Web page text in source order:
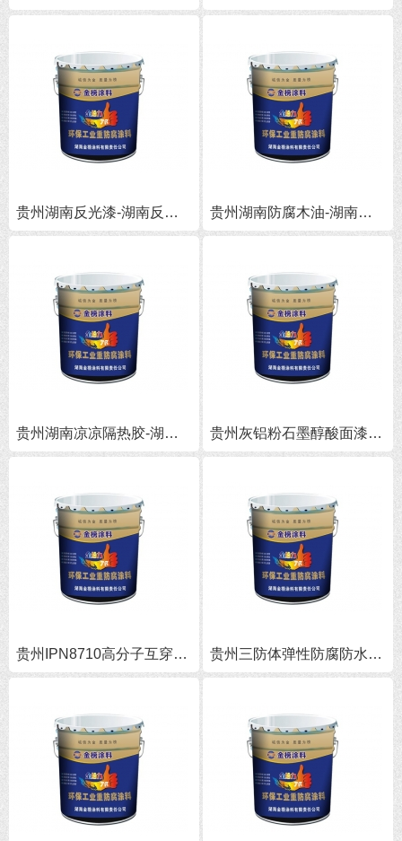
贵州湖南反光漆-湖南反光漆批发 贵州湖南防腐木油-湖南防腐木油批发
贵州湖南凉凉隔热胶-湖南凉凉隔热胶厂家 贵州灰铝粉石墨醇酸面漆批发-湖南灰铝粉石墨醇酸面漆价格
贵州IPN8710高分子互穿网络防腐涂料-湖南高分子互穿网络防腐涂料批发 贵州三防体弹性防腐防水涂料-湖南三防体弹性防腐防水涂料批发